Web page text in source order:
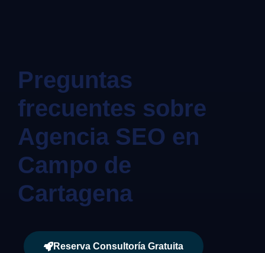
Preguntas
frecuentes sobre
Agencia SEO en
Campo de
Cartagena
Reserva Consultoría Gratuita